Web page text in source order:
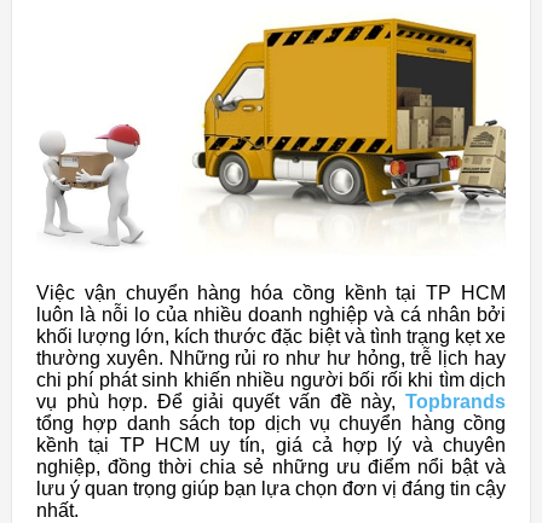
Việc vận chuyển hàng hóa cồng kềnh tại TP HCM
luôn là nỗi lo của nhiều doanh nghiệp và cá nhân bởi
khối lượng lớn, kích thước đặc biệt và tình trạng kẹt xe
thường xuyên. Những rủi ro như hư hỏng, trễ lịch hay
chi phí phát sinh khiến nhiều người bối rối khi tìm dịch
vụ phù hợp. Để giải quyết vấn đề này, Topbrands
tổng hợp danh sách top dịch vụ chuyển hàng cồng
kềnh tại TP HCM uy tín, giá cả hợp lý và chuyên
nghiệp, đồng thời chia sẻ những ưu điểm nổi bật và
lưu ý quan trọng giúp bạn lựa chọn đơn vị đáng tin cậy
nhất.